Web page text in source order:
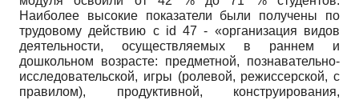
Наиболее высокие показатели были получены по
трудовому действию с id 47 - «организация видов
деятельности, осуществляемых в раннем и
дошкольном возрасте: предметной, познавательно-
исследовательской, игры (ролевой, режиссерской, с
правилом), продуктивной, конструирования,